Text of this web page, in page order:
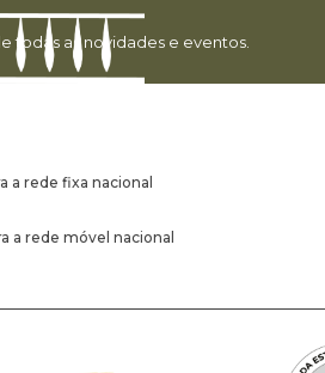
todas as novidades e eventos.
a rede fixa nacional
a rede móvel nacional